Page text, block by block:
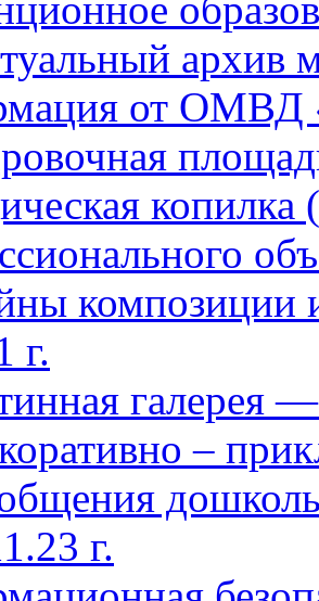
архив
от ОМВД
копилка
композиции
г.
галерея
–
г.